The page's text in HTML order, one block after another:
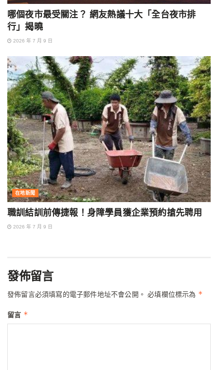
哪個夜市最受關注？ 網友熱議十大「全台夜市排
行」揭曉
2026 年 7 月 9 日
在地新聞
職訓結訓前傳捷報！身障學員獲企業預約搶先聘用
2026 年 7 月 9 日
發佈留言
發佈留言必須填寫的電子郵件地址不會公開。 必填欄位標示為 *
留言 *